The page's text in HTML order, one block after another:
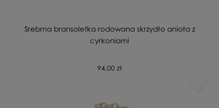
Srebrna bransoletka rodowana skrzydło anioła z
cyrkoniami
94,00 zł